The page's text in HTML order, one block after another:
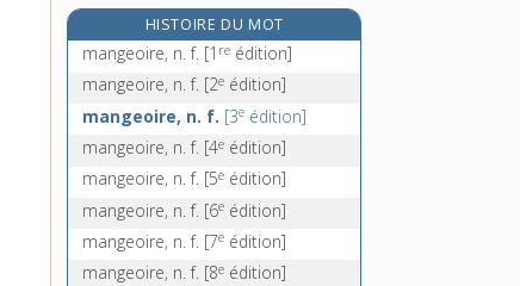
mange-tout [I], n. m. inv.
mange-tout [II], n. m. inv.
mangetout, n. m.
mangeur, -euse, n.
HISTOIRE DU MOT
mangeoire, n. f. [1 re édition]
mangeoire, n. f. [2e édition]
mangeoire, n. f. [3e édition]
mangeoire, n. f. [4e édition]
mangeoire, n. f. [5e édition]
mangeoire, n. f. [6e édition]
mangeoire, n. f. [7e édition]
mangeoire, n. f. [8e édition]